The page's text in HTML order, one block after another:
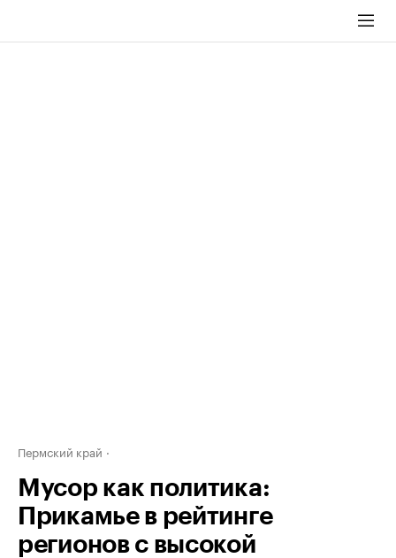
Пермский край
Мусор как политика:
Прикамье в рейтинге
регионов с высокой